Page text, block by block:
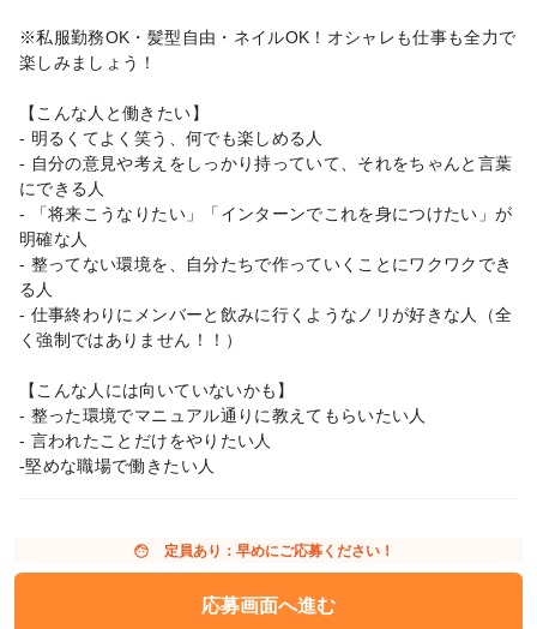
※私服勤務OK・髪型自由・ネイルOK！オシャレも仕事も全力で
楽しみましょう！
【こんな人と働きたい】
- 明るくてよく笑う、何でも楽しめる人
- 自分の意見や考えをしっかり持っていて、それをちゃんと言葉
にできる人
- 「将来こうなりたい」「インターンでこれを身につけたい」が
明確な人
- 整ってない環境を、自分たちで作っていくことにワクワクでき
る人
- 仕事終わりにメンバーと飲みに行くようなノリが好きな人（全
く強制ではありません！！）
【こんな人には向いていないかも】
- 整った環境でマニュアル通りに教えてもらいたい人
- 言われたことだけをやりたい人
-堅めな職場で働きたい人
face 定員あり：早めにご応募ください！
応募画面へ進む